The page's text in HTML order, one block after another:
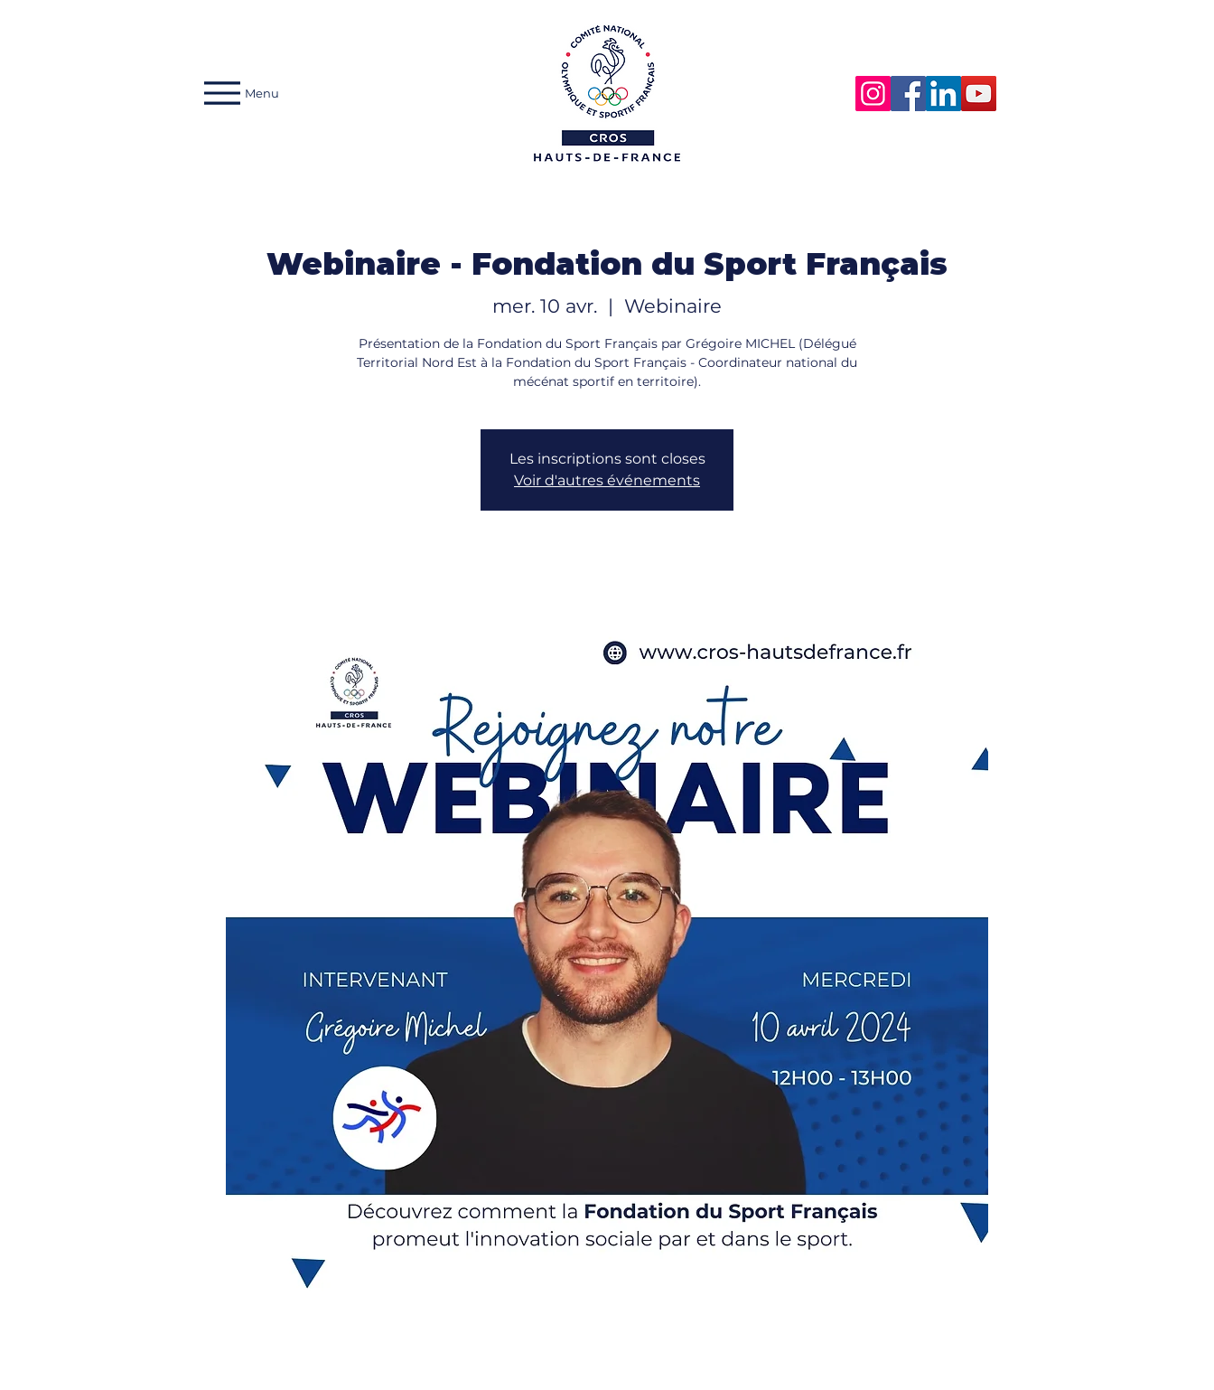
Menu
Webinaire - Fondation du Sport Français
mer. 10 avr.
  |
Webinaire
Présentation de la Fondation du Sport Français par Grégoire MICHEL (Délégué
Territorial Nord Est à la Fondation du Sport Français - Coordinateur national du
mécénat sportif en territoire).
Les inscriptions sont closes
Voir d'autres événements